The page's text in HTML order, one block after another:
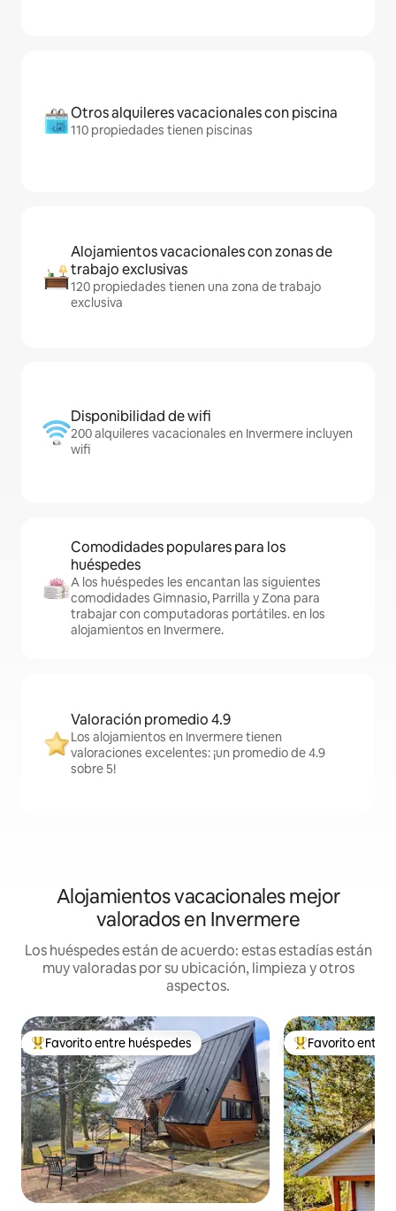
Otros alquileres vacacionales con piscina
110 propiedades tienen piscinas
Alojamientos vacacionales con zonas de
trabajo exclusivas
120 propiedades tienen una zona de trabajo
exclusiva
Disponibilidad de wifi
200 alquileres vacacionales en Invermere incluyen
wifi
Comodidades populares para los
huéspedes
A los huéspedes les encantan las siguientes
comodidades Gimnasio, Parrilla y Zona para
trabajar con computadoras portátiles. en los
alojamientos en Invermere.
Valoración promedio 4.9
Los alojamientos en Invermere tienen
valoraciones excelentes: ¡un promedio de 4.9
sobre 5!
Alojamientos vacacionales mejor
valorados en Invermere
Los huéspedes están de acuerdo: estas estadías están
muy valoradas por su ubicación, limpieza y otros
aspectos.
Favorito entre huéspedes preferido
Favorito entre huéspedes Favorito entre
Favorito entre